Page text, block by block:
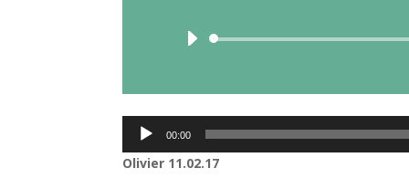
Lecteur
00:00
Olivier 11.02.17